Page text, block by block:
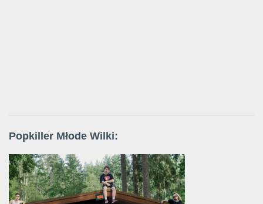
Popkiller Młode Wilki: